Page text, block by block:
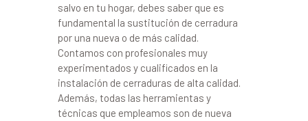
salvo en tu hogar, debes saber que es
fundamental la sustitución de cerradura
por una nueva o de más calidad.
Contamos con profesionales muy
experimentados y cualificados en la
instalación de cerraduras de alta calidad.
Además, todas las herramientas y
técnicas que empleamos son de nueva